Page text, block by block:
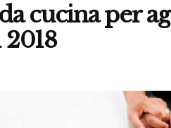
cucina per